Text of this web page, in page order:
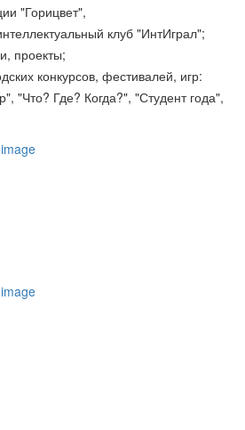
"Горицвет",
клуб "ИнтИграл";
проекты;
конкурсов, фестивалей, игр:
"Что? Где? Когда?", "Студент года",